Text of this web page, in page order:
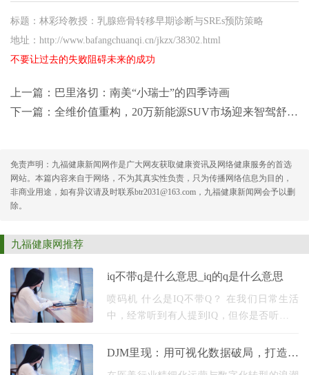
标题：林彩玲教授：乳腺癌骨转移早期诊断与SREs预防策略
地址：http://www.bafangchuanqi.cn/jkzx/38302.html
不要让过去的失败阻碍未来的成功
上一篇： 巴里洛切：南美“小瑞士”的四季诗画
下一篇： 全维价值重构，20万新能源SUV市场迎来智驾舒适双标杆
免责声明：九福健康新闻网作是广大网友获取健康资讯及网络健康服务的首选
网站。本篇内容来自于网络，不为其真实性负责，只为传播网络信息为目的，
非商业用途，如有异议请及时联系btr2031@163.com，九福健康新闻网会予以删
除。
九福健康网推荐
iq不带q是什么意思_iq的q是什么意思
喷码机 什么是IQ不带Q？ 在我们日常生活
中，经常听到有人提到IQ，但你是否听说过
一起来探索一下。 IQ的Q是什么意思？ IQ代
DJM里现：用可视化数据破局，打造医
美机构一站式业绩增长引擎